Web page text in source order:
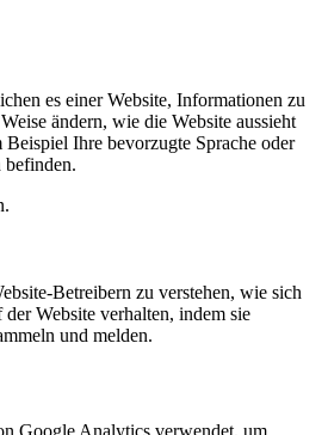
es einer Website, Informationen zu
ändern, wie die Website aussieht
Ihre bevorzugte Sprache oder
befinden.
Betreibern zu verstehen, wie sich
Website verhalten, indem sie
und melden.
Google Analytics verwendet, um